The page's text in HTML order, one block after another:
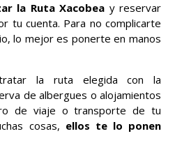
la Ruta Xacobea y reservar
tu cuenta. Para no complicarte
lo mejor es ponerte en manos
la ruta elegida con la
de albergues o alojamientos
de viaje o transporte de tu
cosas, ellos te lo ponen